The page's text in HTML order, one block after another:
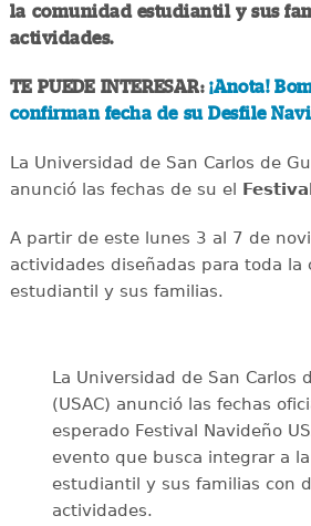
la comunidad estudiantil y sus
actividades.
TE PUEDE INTERESAR:¡Anota!
confirman fecha de su Desfile
La Universidad de San Carlos de
anunció las fechas de su el
A partir de este lunes 3 al 7 de
actividades diseñadas para toda la
estudiantil y sus familias.
La Universidad de San Carlos
(USAC) anunció las fechas
esperado Festival Navideño
evento que busca integrar a
estudiantil y sus familias con
actividades.